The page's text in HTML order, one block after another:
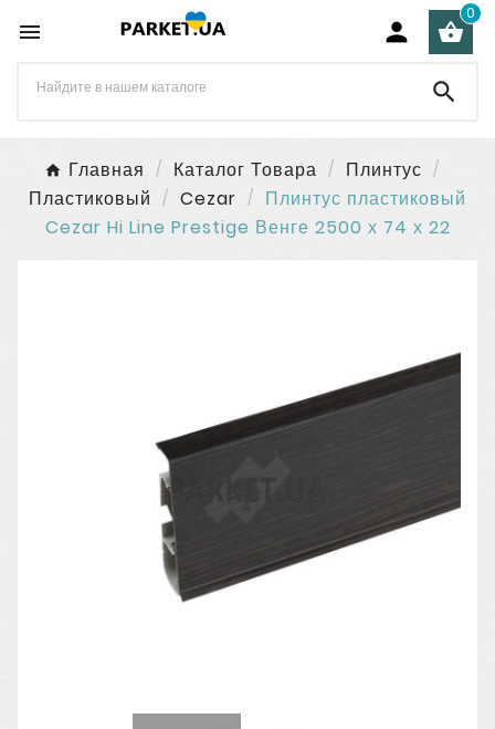
  
0

Главная Каталог Товара
Плинтус
Пластиковый
Cezar
Плинтус пластиковый
Cezar Hi Line Prestige Венге 2500 х 74 х 22